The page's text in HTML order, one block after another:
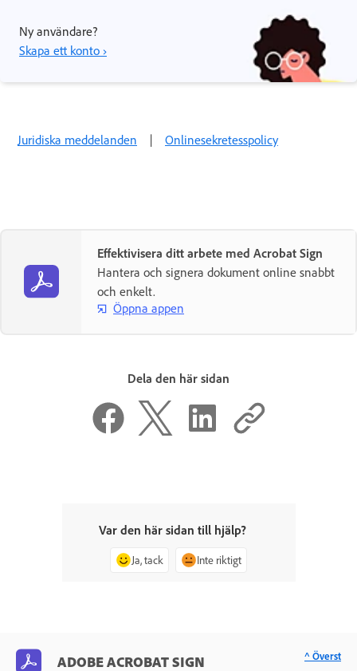
Ny användare?
Skapa ett konto ›
Juridiska meddelanden | Onlinesekretesspolicy
Effektivisera ditt arbete med Acrobat Sign
Hantera och signera dokument online snabbt
och enkelt.
Öppna appen
Dela den här sidan
Var den här sidan till hjälp?
Ja, tack Inte riktigt
ADOBE ACROBAT SIGN ^ Överst